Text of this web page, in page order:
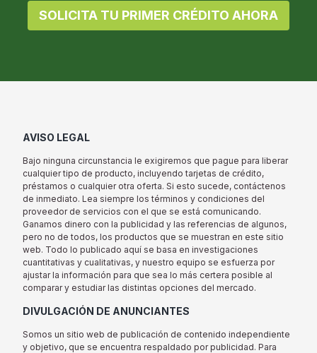
SOLICITA TU PRIMER CRÉDITO AHORA
AVISO LEGAL
Bajo ninguna circunstancia le exigiremos que pague para liberar
cualquier tipo de producto, incluyendo tarjetas de crédito,
préstamos o cualquier otra oferta. Si esto sucede, contáctenos
de inmediato. Lea siempre los términos y condiciones del
proveedor de servicios con el que se está comunicando.
Ganamos dinero con la publicidad y las referencias de algunos,
pero no de todos, los productos que se muestran en este sitio
web. Todo lo publicado aquí se basa en investigaciones
cuantitativas y cualitativas, y nuestro equipo se esfuerza por
ajustar la información para que sea lo más certera posible al
comparar y estudiar las distintas opciones del mercado.
DIVULGACIÓN DE ANUNCIANTES
Somos un sitio web de publicación de contenido independiente
y objetivo, que se encuentra respaldado por publicidad. Para